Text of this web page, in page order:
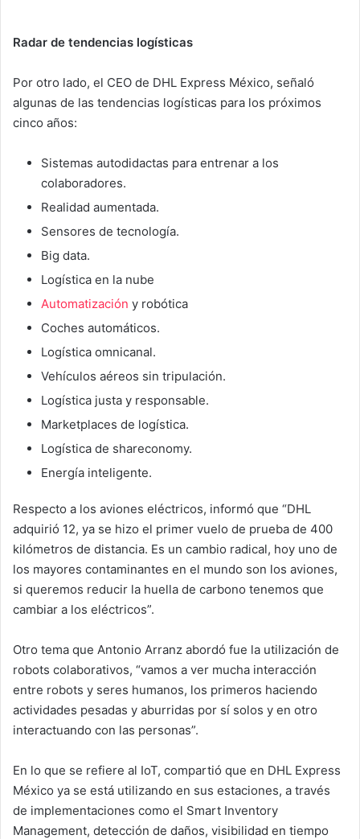
Radar de tendencias logísticas
Por otro lado, el CEO de DHL Express México, señaló
algunas de las tendencias logísticas para los próximos
cinco años:
Sistemas autodidactas para entrenar a los
colaboradores.
Realidad aumentada.
Sensores de tecnología.
Big data.
Logística en la nube
Automatización y robótica
Coches automáticos.
Logística omnicanal.
Vehículos aéreos sin tripulación.
Logística justa y responsable.
Marketplaces de logística.
Logística de shareconomy.
Energía inteligente.
Respecto a los aviones eléctricos, informó que “DHL
adquirió 12, ya se hizo el primer vuelo de prueba de 400
kilómetros de distancia. Es un cambio radical, hoy uno de
los mayores contaminantes en el mundo son los aviones,
si queremos reducir la huella de carbono tenemos que
cambiar a los eléctricos”.
Otro tema que Antonio Arranz abordó fue la utilización de
robots colaborativos, “vamos a ver mucha interacción
entre robots y seres humanos, los primeros haciendo
actividades pesadas y aburridas por sí solos y en otro
interactuando con las personas”.
En lo que se refiere al IoT, compartió que en DHL Express
México ya se está utilizando en sus estaciones, a través
de implementaciones como el Smart Inventory
Management, detección de daños, visibilidad en tiempo